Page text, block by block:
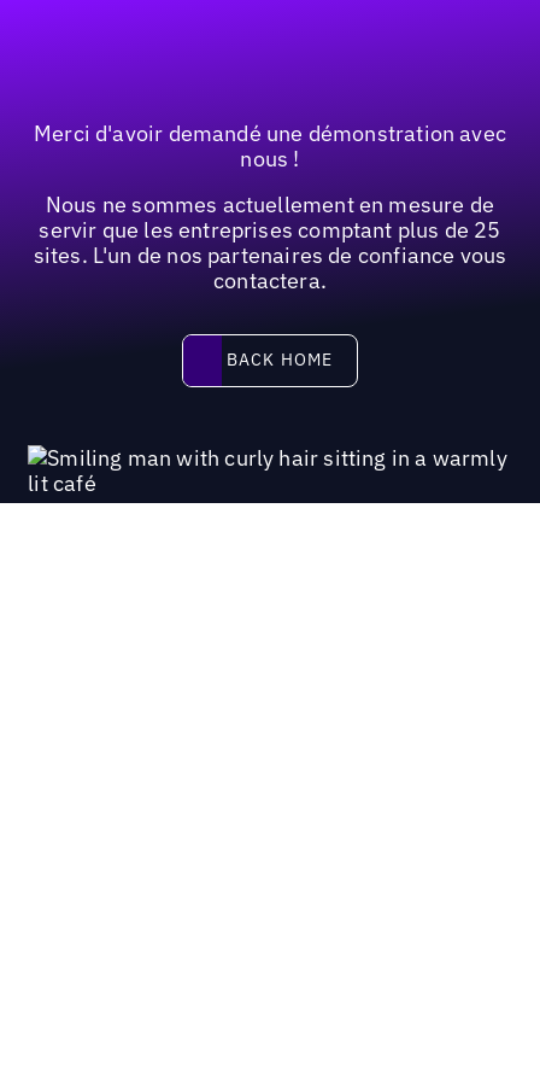
Merci d'avoir demandé une démonstration avec
nous !
Nous ne sommes actuellement en mesure de
servir que les entreprises comptant plus de 25
sites. L'un de nos partenaires de confiance vous
contactera.
Back home
BACK HOME